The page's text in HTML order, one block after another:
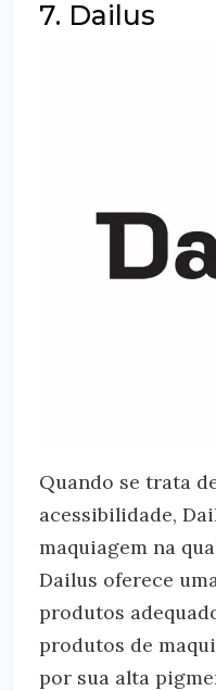
7. Dailus
Quando se trata
acessibilidade,
maquiagem na
Dailus oferece
produtos
produtos de
por sua alta